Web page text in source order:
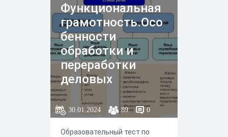
Функциональная
грамотность.Осо
бенности
обработки и
переработки
деловых
документов.Вид
ы официально-
деловых текстов.
30.01.2024 89 0
Образовательный тест по